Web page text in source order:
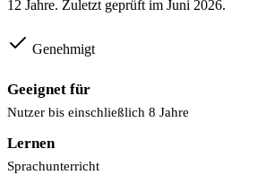
12 Jahre. Zuletzt geprüft im Juni 2026.
Genehmigt
Geeignet für
Nutzer bis einschließlich 8 Jahre
Lernen
Sprachunterricht